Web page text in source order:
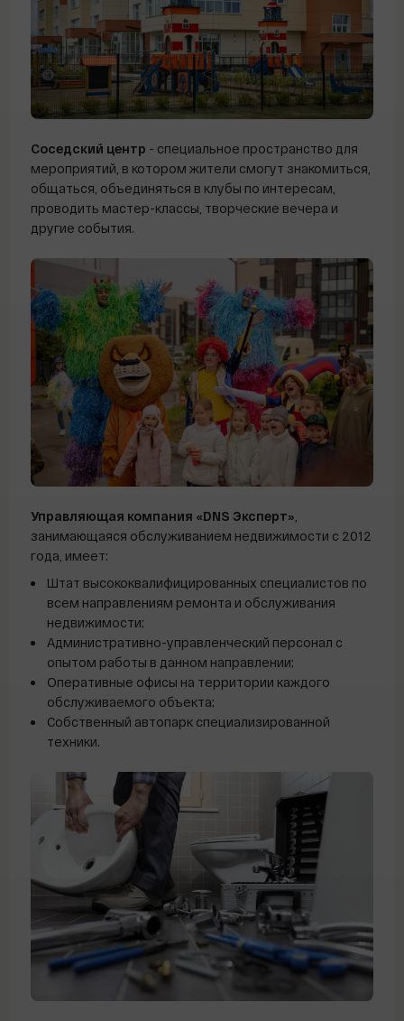
Соседский центр - специальное пространство для
мероприятий, в котором жители смогут знакомиться,
общаться, объединяться в клубы по интересам,
проводить мастер-классы, творческие вечера и
другие события.
Управляющая компания «DNS Эксперт»,
занимающаяся обслуживанием недвижимости с 2012
года, имеет:
Штат высококвалифицированных специалистов по
всем направлениям ремонта и обслуживания
недвижимости;
Административно-управленческий персонал с
опытом работы в данном направлении;
Оперативные офисы на территории каждого
обслуживаемого объекта;
Собственный автопарк специализированной
техники.